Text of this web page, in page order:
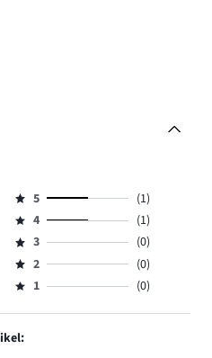
Beoordeling
5,
aantal
reviews
1.
5
(1)
Beoordeling
4,
aantal
reviews
4
(1)
Beoordeling
3,
aantal
3
(0)
Beoordeling
2,
0.
2
(0)
Beoordeling
1,
aantal
reviews
1 (0)